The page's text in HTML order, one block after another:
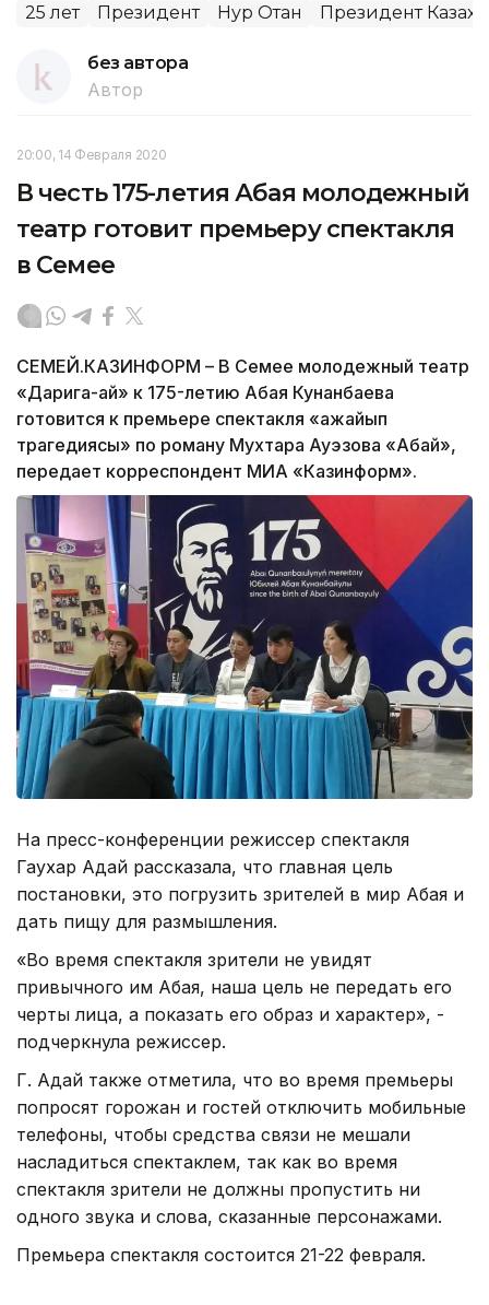
25 лет Президент Нур Отан Президент
без автора
Автор
20:00, 14 Февраля 2020
В честь 175-летия Абая молодежный
театр готовит премьеру спектакля
в Семее
СЕМЕЙ.КАЗИНФОРМ – В Семее молодежный театр
«Дарига-ай» к 175-летию Абая Кунанбаева
готовится к премьере спектакля «Ғажайып
трагедиясы» по роману Мухтара Ауэзова «Абай»,
передает корреспондент МИА «Казинформ».
На пресс-конференции режиссер спектакля
Гаухар Адай рассказала, что главная цель
постановки, это погрузить зрителей в мир Абая и
дать пищу для размышления.
«Во время спектакля зрители не увидят
привычного им Абая, наша цель не передать его
черты лица, а показать его образ и характер», -
подчеркнула режиссер.
Г. Адай также отметила, что во время премьеры
попросят горожан и гостей отключить мобильные
телефоны, чтобы средства связи не мешали
насладиться спектаклем, так как во время
спектакля зрители не должны пропустить ни
одного звука и слова, сказанные персонажами.
Премьера спектакля состоится 21-22 февраля.